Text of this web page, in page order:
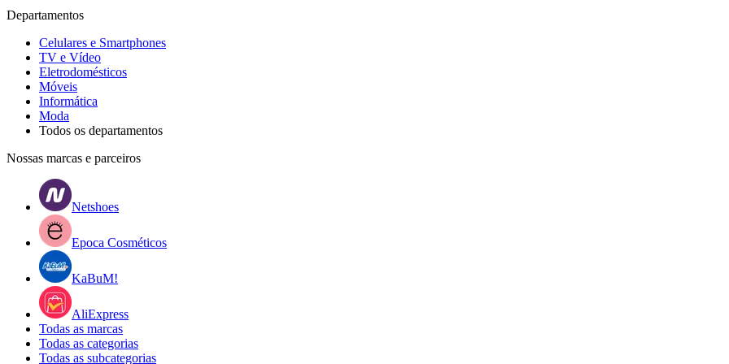
Departamentos
Celulares e Smartphones
TV e Vídeo
Eletrodomésticos
Móveis
Informática
Moda
Todos os departamentos
Nossas marcas e parceiros
Netshoes
Epoca Cosméticos
KaBuM!
AliExpress
Todas as marcas
Todas as categorias
Todas as subcategorias